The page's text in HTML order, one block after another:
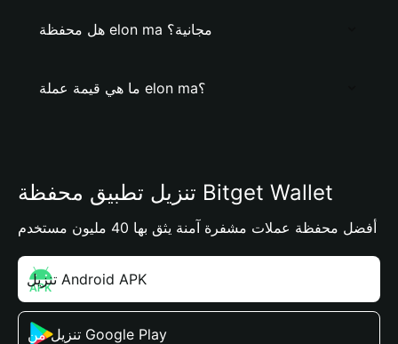
هل محفظة elon ma مجانية؟
ما هي قيمة عملة elon ma؟
تنزيل تطبيق محفظة Bitget Wallet
أفضل محفظة عملات مشفرة آمنة يثق بها 40 مليون مستخدم
تنزيل Android APK
تنزيل من Google Play